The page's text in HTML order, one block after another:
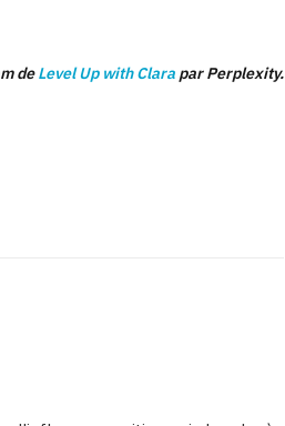
deLevel Up with Clara par Perplexity.